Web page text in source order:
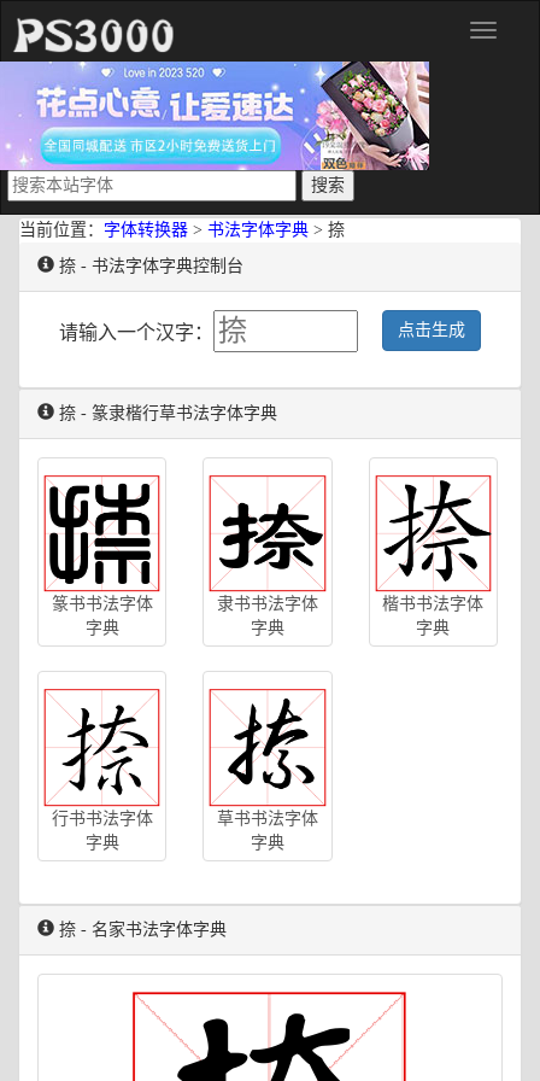
分
当前位置： 字体转换器 > 书法字体字典 > 捺
捺 - 书法字体字典控制台
请输入一个汉字： 点击生成
捺 - 篆隶楷行草书法字体字典
篆书书法字体
字典
隶书书法字体
字典
楷书书法字体
字典
行书书法字体
字典
草书书法字体
字典
捺 - 名家书法字体字典